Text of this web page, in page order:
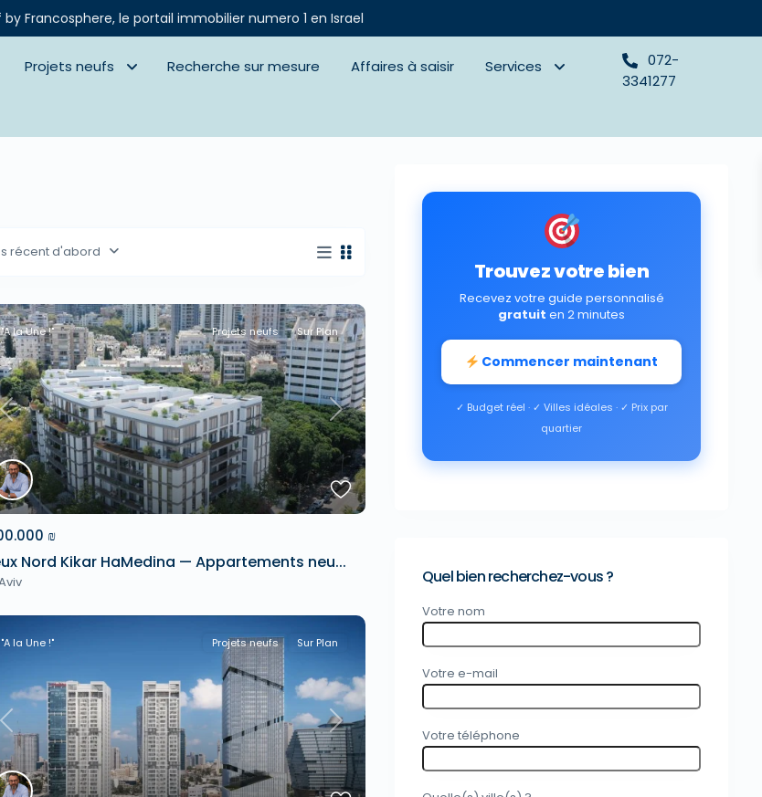
Francosphere, le portail immobilier numero 1 en Israel
Projets neufs Recherche sur mesure Affaires à saisir Services
072-
3341277
récent d'abord
Previous Next
"A la Une !" Projets neufs Sur Plan
₪
Nord Kikar HaMedina — Appartements neu...
Previous Next
"A la Une !" Projets neufs Sur Plan
Trouvez votre bien
Recevez votre guide personnalisé
gratuit en 2 minutes
Commencer maintenant
✓ Budget réel · ✓ Villes idéales · ✓ Prix par
quartier
Quel bien recherchez-vous ?
Votre nom
Votre e-mail
Votre téléphone